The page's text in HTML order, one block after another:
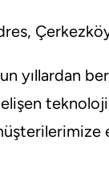
yıllardan